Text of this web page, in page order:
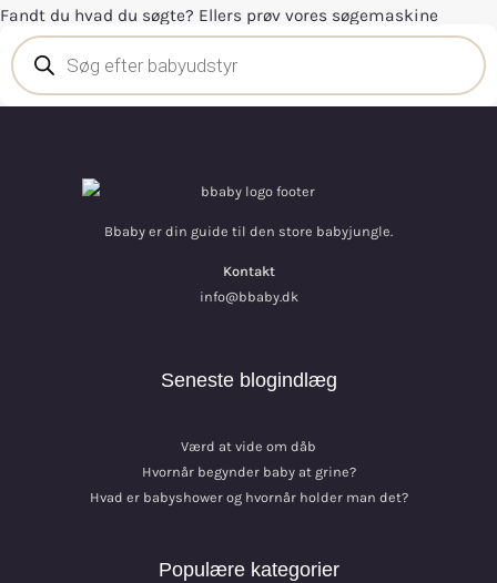
Fandt du hvad du søgte? Ellers prøv vores søgemaskine
Bbaby er din guide til den store babyjungle.
Kontakt
info@bbaby.dk
Seneste blogindlæg
Værd at vide om dåb
Hvornår begynder baby at grine?
Hvad er babyshower og hvornår holder man det?
Populære kategorier